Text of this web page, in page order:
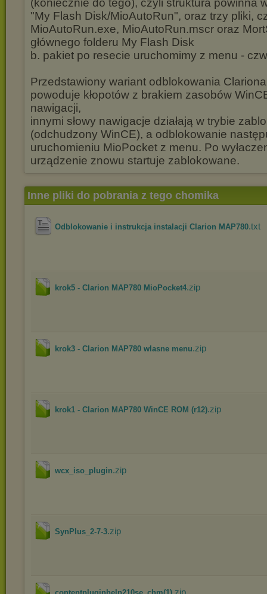
(koniecznie do tego), czyli struktura powinna
"My Flash Disk/MioAutoRun", oraz trzy pliki,
MioAutoRun.exe, MioAutoRun.mscr oraz
głównego folderu My Flash Disk
b. pakiet po resecie uruchomimy z menu -
Przedstawiony wariant odblokowania
powoduje kłopotów z brakiem zasobów
nawigacji,
innymi słowy nawigacje działają w trybie
(odchudzony WinCE), a odblokowanie
uruchomieniu MioPocket z menu. Po
urządzenie znowu startuje zablokowane.
Inne pliki do pobrania z tego chomika
Odblokowanie i instrukcja instalacji Clarion MAP780.txt
krok5 - Clarion MAP780 MioPocket4.zip
krok3 - Clarion MAP780 wlasne menu.zip
krok1 - Clarion MAP780 WinCE ROM (r12).zip
wcx_iso_plugin.zip
SynPlus_2-7-3.zip
.zip